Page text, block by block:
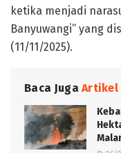
ketika menjadi
Banyuwangi” yang
(11/11/2025).
Baca Juga Artikel